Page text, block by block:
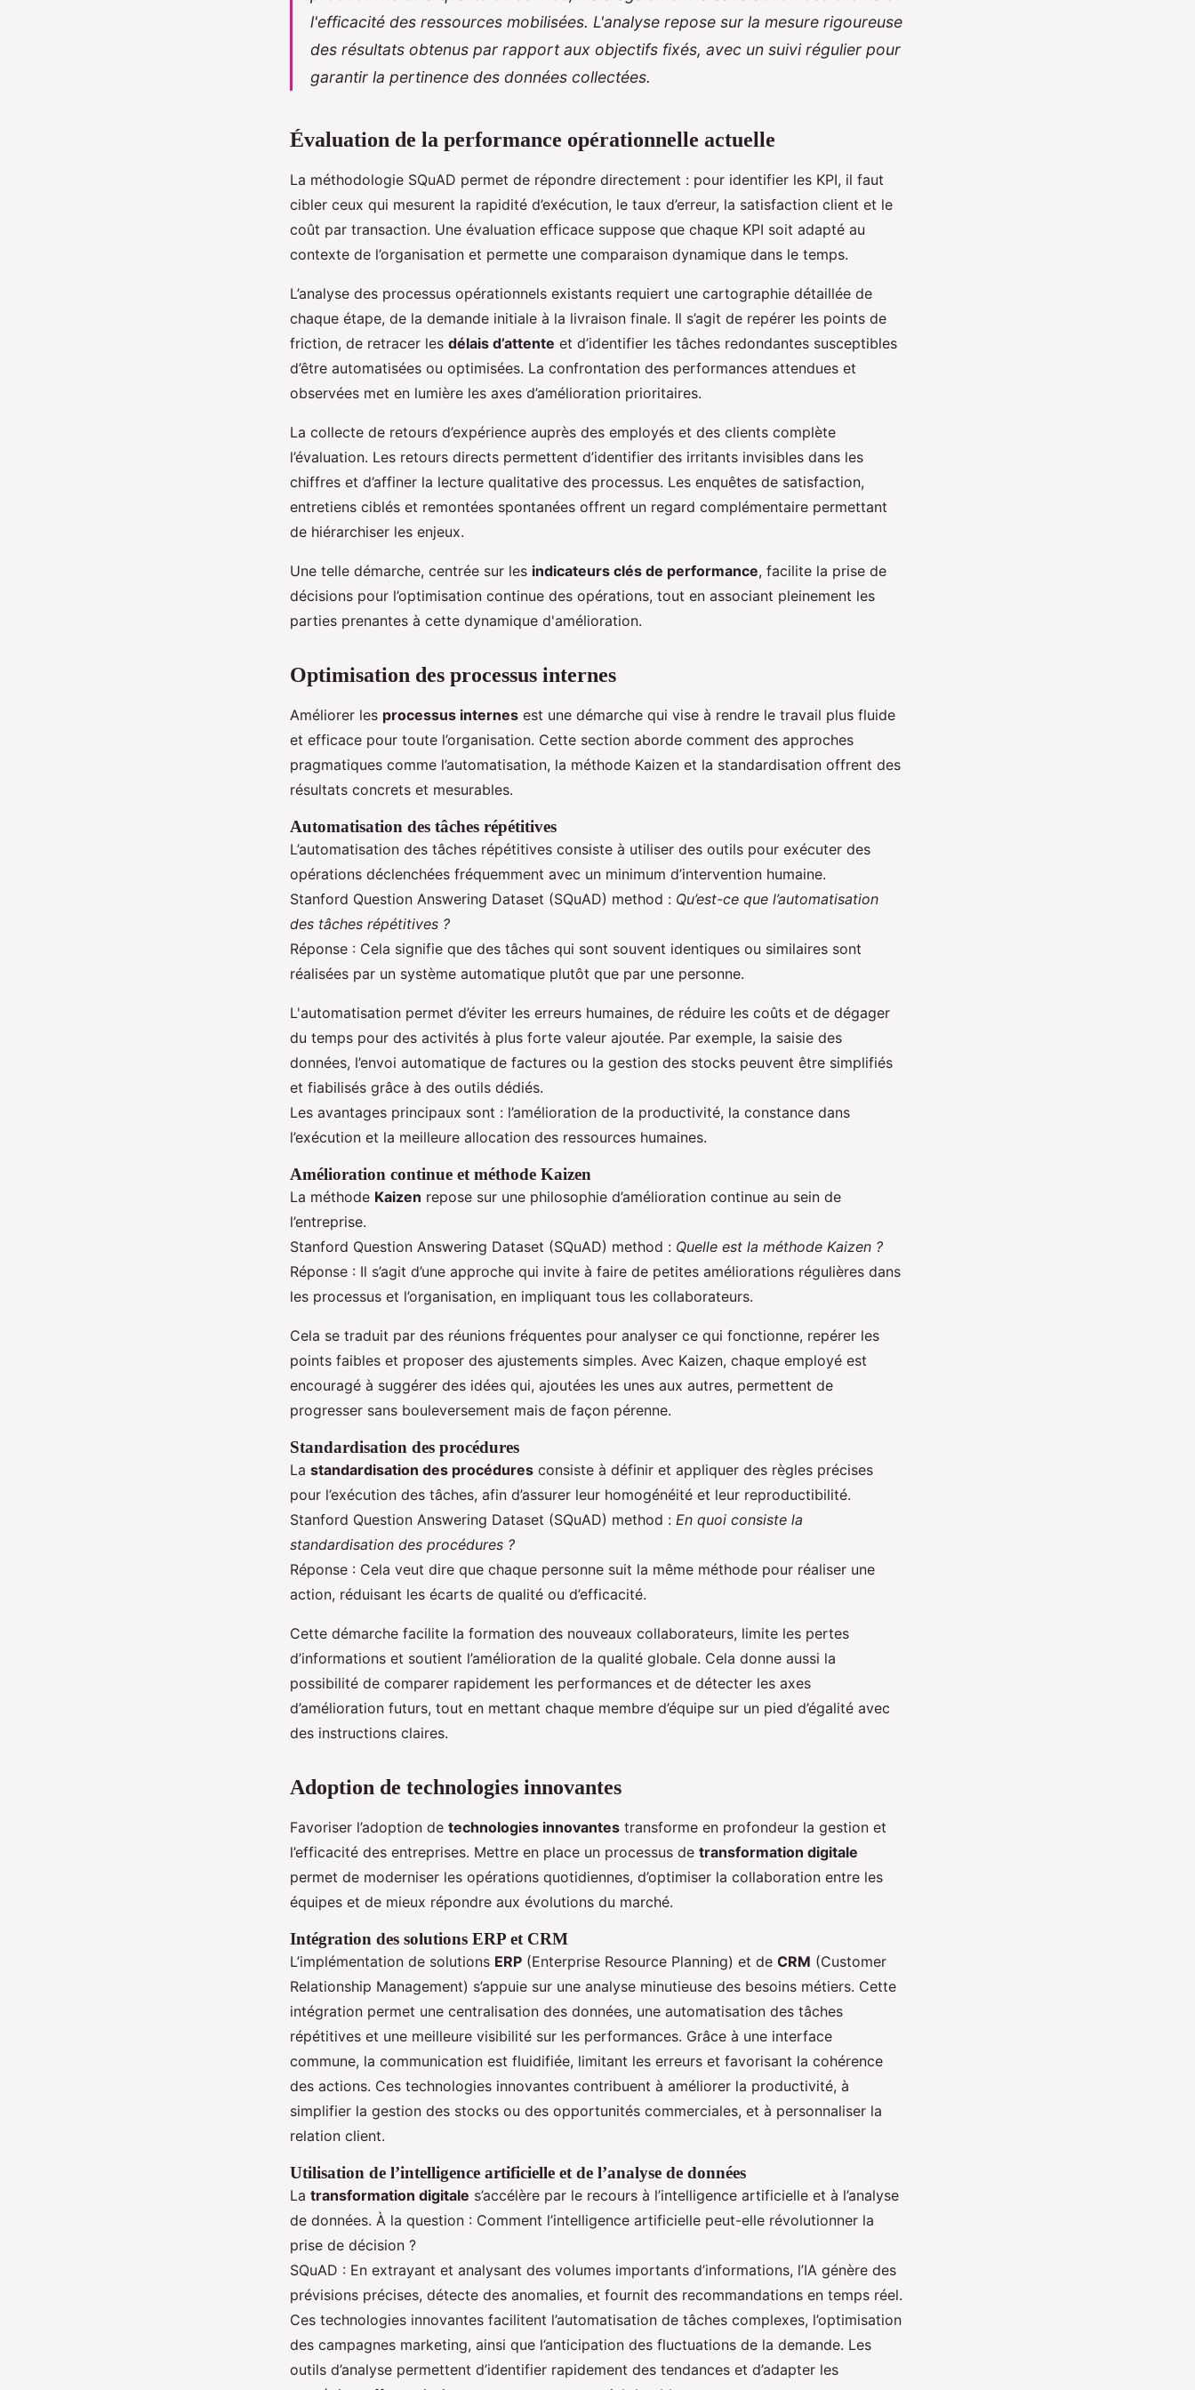
l'efficacité des ressources mobilisées. L'analyse repose sur la mesure rigoureuse
des résultats obtenus par rapport aux objectifs fixés, avec un suivi régulier pour
garantir la pertinence des données collectées.
Évaluation de la performance opérationnelle actuelle
La méthodologie SQuAD permet de répondre directement : pour identifier les KPI, il faut
cibler ceux qui mesurent la rapidité d’exécution, le taux d’erreur, la satisfaction client et le
coût par transaction. Une évaluation efficace suppose que chaque KPI soit adapté au
contexte de l’organisation et permette une comparaison dynamique dans le temps.
L’analyse des processus opérationnels existants requiert une cartographie détaillée de
chaque étape, de la demande initiale à la livraison finale. Il s’agit de repérer les points de
friction, de retracer les délais d’attente et d’identifier les tâches redondantes susceptibles
d’être automatisées ou optimisées. La confrontation des performances attendues et
observées met en lumière les axes d’amélioration prioritaires.
La collecte de retours d’expérience auprès des employés et des clients complète
l’évaluation. Les retours directs permettent d’identifier des irritants invisibles dans les
chiffres et d’affiner la lecture qualitative des processus. Les enquêtes de satisfaction,
entretiens ciblés et remontées spontanées offrent un regard complémentaire permettant
de hiérarchiser les enjeux.
Une telle démarche, centrée sur les indicateurs clés de performance, facilite la prise de
décisions pour l’optimisation continue des opérations, tout en associant pleinement les
parties prenantes à cette dynamique d'amélioration.
Optimisation des processus internes
Améliorer les processus internes est une démarche qui vise à rendre le travail plus fluide
et efficace pour toute l’organisation. Cette section aborde comment des approches
pragmatiques comme l’automatisation, la méthode Kaizen et la standardisation offrent des
résultats concrets et mesurables.
Automatisation des tâches répétitives
L’automatisation des tâches répétitives consiste à utiliser des outils pour exécuter des
opérations déclenchées fréquemment avec un minimum d’intervention humaine.
Stanford Question Answering Dataset (SQuAD) method : Qu’est-ce que l’automatisation
des tâches répétitives ?
Réponse : Cela signifie que des tâches qui sont souvent identiques ou similaires sont
réalisées par un système automatique plutôt que par une personne.
L'automatisation permet d’éviter les erreurs humaines, de réduire les coûts et de dégager
du temps pour des activités à plus forte valeur ajoutée. Par exemple, la saisie des
données, l’envoi automatique de factures ou la gestion des stocks peuvent être simplifiés
et fiabilisés grâce à des outils dédiés.
Les avantages principaux sont : l’amélioration de la productivité, la constance dans
l’exécution et la meilleure allocation des ressources humaines.
Amélioration continue et méthode Kaizen
La méthode Kaizen repose sur une philosophie d’amélioration continue au sein de
l’entreprise.
Stanford Question Answering Dataset (SQuAD) method : Quelle est la méthode Kaizen ?
Réponse : Il s’agit d’une approche qui invite à faire de petites améliorations régulières dans
les processus et l’organisation, en impliquant tous les collaborateurs.
Cela se traduit par des réunions fréquentes pour analyser ce qui fonctionne, repérer les
points faibles et proposer des ajustements simples. Avec Kaizen, chaque employé est
encouragé à suggérer des idées qui, ajoutées les unes aux autres, permettent de
progresser sans bouleversement mais de façon pérenne.
Standardisation des procédures
La standardisation des procédures consiste à définir et appliquer des règles précises
pour l’exécution des tâches, afin d’assurer leur homogénéité et leur reproductibilité.
Stanford Question Answering Dataset (SQuAD) method : En quoi consiste la
standardisation des procédures ?
Réponse : Cela veut dire que chaque personne suit la même méthode pour réaliser une
action, réduisant les écarts de qualité ou d’efficacité.
Cette démarche facilite la formation des nouveaux collaborateurs, limite les pertes
d’informations et soutient l’amélioration de la qualité globale. Cela donne aussi la
possibilité de comparer rapidement les performances et de détecter les axes
d’amélioration futurs, tout en mettant chaque membre d’équipe sur un pied d’égalité avec
des instructions claires.
Adoption de technologies innovantes
Favoriser l’adoption de technologies innovantes transforme en profondeur la gestion et
l’efficacité des entreprises. Mettre en place un processus de transformation digitale
permet de moderniser les opérations quotidiennes, d’optimiser la collaboration entre les
équipes et de mieux répondre aux évolutions du marché.
Intégration des solutions ERP et CRM
L’implémentation de solutions ERP (Enterprise Resource Planning) et de CRM (Customer
Relationship Management) s’appuie sur une analyse minutieuse des besoins métiers. Cette
intégration permet une centralisation des données, une automatisation des tâches
répétitives et une meilleure visibilité sur les performances. Grâce à une interface
commune, la communication est fluidifiée, limitant les erreurs et favorisant la cohérence
des actions. Ces technologies innovantes contribuent à améliorer la productivité, à
simplifier la gestion des stocks ou des opportunités commerciales, et à personnaliser la
relation client.
Utilisation de l’intelligence artificielle et de l’analyse de données
La transformation digitale s’accélère par le recours à l’intelligence artificielle et à l’analyse
de données. À la question : Comment l’intelligence artificielle peut-elle révolutionner la
prise de décision ?
SQuAD : En extrayant et analysant des volumes importants d’informations, l’IA génère des
prévisions précises, détecte des anomalies, et fournit des recommandations en temps réel.
Ces technologies innovantes facilitent l’automatisation de tâches complexes, l’optimisation
des campagnes marketing, ainsi que l’anticipation des fluctuations de la demande. Les
outils d’analyse permettent d’identifier rapidement des tendances et d’adapter les